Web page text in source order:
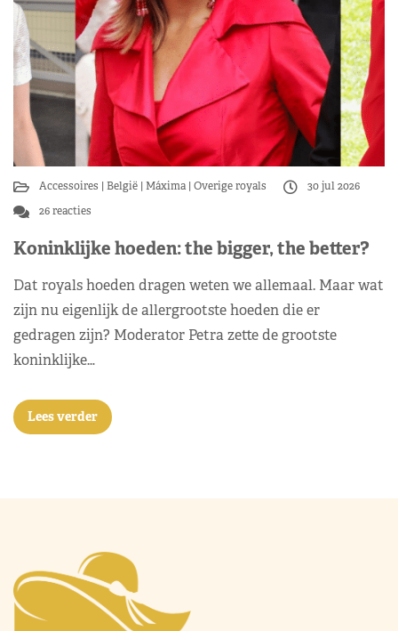
Accessoires België Máxima Overige royals
30 jul 2026
26 reacties
Koninklijke hoeden: the bigger, the better?
Dat royals hoeden dragen weten we allemaal. Maar wat
zijn nu eigenlijk de allergrootste hoeden die er
gedragen zijn? Moderator Petra zette de grootste
koninklijke…
Lees verder